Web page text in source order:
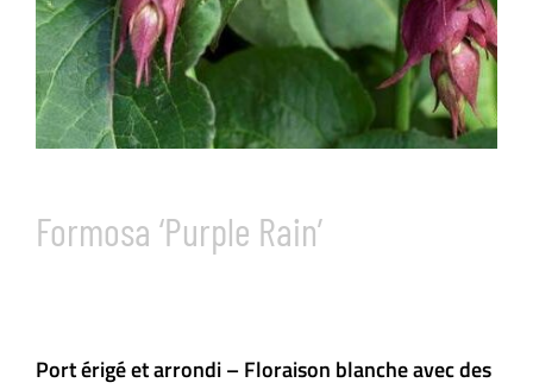
Formosa ‘Purple Rain’
Port érigé et arrondi – Floraison blanche avec des